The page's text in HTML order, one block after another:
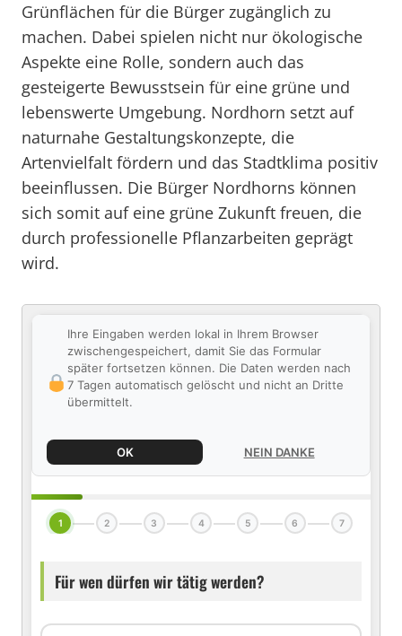
Grünflächen für die Bürger zugänglich zu
machen. Dabei spielen nicht nur ökologische
Aspekte eine Rolle, sondern auch das
gesteigerte Bewusstsein für eine grüne und
lebenswerte Umgebung. Nordhorn setzt auf
naturnahe Gestaltungskonzepte, die
Artenvielfalt fördern und das Stadtklima positiv
beeinflussen. Die Bürger Nordhorns können
sich somit auf eine grüne Zukunft freuen, die
durch professionelle Pflanzarbeiten geprägt
wird.
Ihre Eingaben werden lokal in Ihrem Browser
zwischengespeichert, damit Sie das Formular
später fortsetzen können. Die Daten werden nach
7 Tagen automatisch gelöscht und nicht an Dritte
übermittelt.
OK NEIN DANKE
1 2 3 4 5 6 7
Für wen dürfen wir tätig werden?